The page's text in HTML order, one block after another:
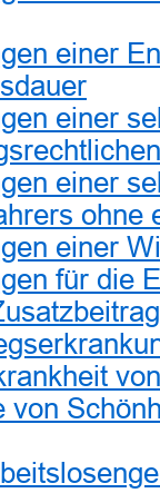
einer
einer
einer
ohne
einer
für die
von